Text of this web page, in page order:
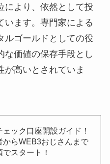
により、依然として投
います。専門家による
ルゴールドとしての役
な価値の保存手段とし
が高いとされていま
ェック口座開設ガイド！
からWEB3おじさんまで
スタート！